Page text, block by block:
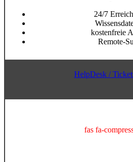
24/7
kostenfreie
Remote-
HelpDesk /
fas fa-